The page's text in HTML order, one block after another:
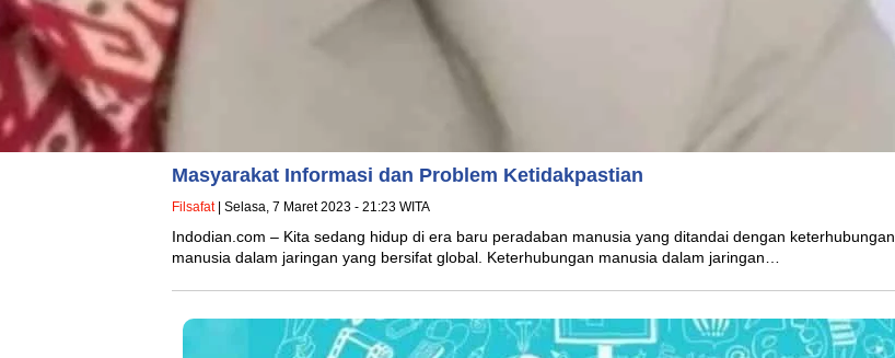
Masyarakat Informasi dan Problem Ketidakpastian
Filsafat| Selasa, 7 Maret 2023 - 21:23 WITA
Indodian.com – Kita sedang hidup di era baru peradaban manusia yang ditandai dengan keterhubungan
manusia dalam jaringan yang bersifat global. Keterhubungan manusia dalam jaringan…